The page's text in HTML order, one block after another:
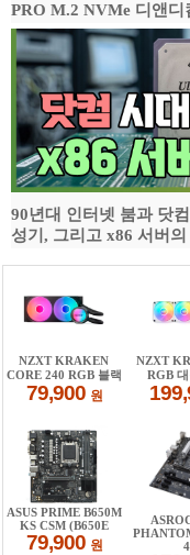
PRO M.2 NVMe 디앤디
90년대 인터넷 붐과 닷
성기, 그리고 x86 서버